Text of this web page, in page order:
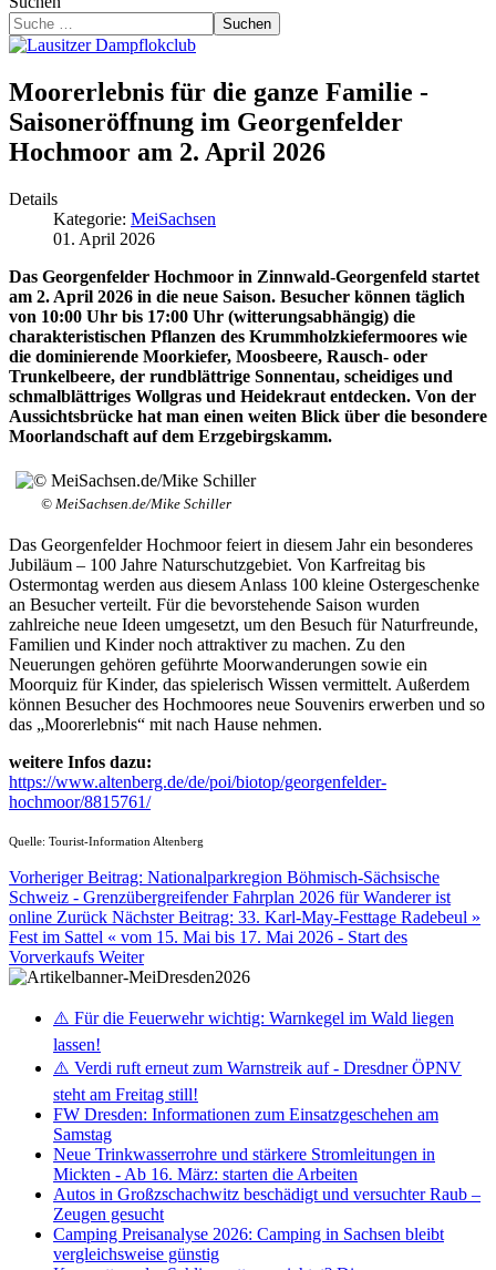
Suchen
Moorerlebnis für die ganze Familie -
Saisoneröffnung im Georgenfelder
Hochmoor am 2. April 2026
Details
Kategorie: MeiSachsen
01. April 2026
Das Georgenfelder Hochmoor in Zinnwald-Georgenfeld startet
am 2. April 2026 in die neue Saison. Besucher können täglich
von 10:00 Uhr bis 17:00 Uhr (witterungsabhängig) die
charakteristischen Pflanzen des Krummholzkiefermoores wie
die dominierende Moorkiefer, Moosbeere, Rausch- oder
Trunkelbeere, der rundblättrige Sonnentau, scheidiges und
schmalblättriges Wollgras und Heidekraut entdecken. Von der
Aussichtsbrücke hat man einen weiten Blick über die besondere
Moorlandschaft auf dem Erzgebirgskamm.
© MeiSachsen.de/Mike Schiller
Das Georgenfelder Hochmoor feiert in diesem Jahr ein besonderes
Jubiläum – 100 Jahre Naturschutzgebiet. Von Karfreitag bis
Ostermontag werden aus diesem Anlass 100 kleine Ostergeschenke
an Besucher verteilt. Für die bevorstehende Saison wurden
zahlreiche neue Ideen umgesetzt, um den Besuch für Naturfreunde,
Familien und Kinder noch attraktiver zu machen. Zu den
Neuerungen gehören geführte Moorwanderungen sowie ein
Moorquiz für Kinder, das spielerisch Wissen vermittelt. Außerdem
können Besucher des Hochmoores neue Souvenirs erwerben und so
das „Moorerlebnis“ mit nach Hause nehmen.
weitere Infos dazu:
https://www.altenberg.de/de/poi/biotop/georgenfelder-
hochmoor/8815761/
Quelle: Tourist-Information Altenberg
Vorheriger Beitrag: Nationalparkregion Böhmisch-Sächsische
Schweiz - Grenzübergreifender Fahrplan 2026 für Wanderer ist
online Zurück Nächster Beitrag: 33. Karl-May-Festtage Radebeul »
Fest im Sattel « vom 15. Mai bis 17. Mai 2026 - Start des
Vorverkaufs Weiter
⚠️ Für die Feuerwehr wichtig: Warnkegel im Wald liegen
lassen!
⚠️ Verdi ruft erneut zum Warnstreik auf - Dresdner ÖPNV
steht am Freitag still!
FW Dresden: Informationen zum Einsatzgeschehen am
Samstag
Neue Trinkwasserrohre und stärkere Stromleitungen in
Mickten - Ab 16. März: starten die Arbeiten
Autos in Großzschachwitz beschädigt und versuchter Raub –
Zeugen gesucht
Camping Preisanalyse 2026: Camping in Sachsen bleibt
vergleichsweise günstig